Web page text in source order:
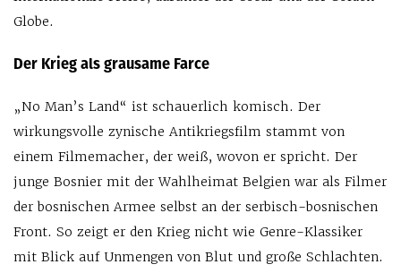
Globe.
Der Krieg als grausame Farce
„No Man’s Land“ ist schauerlich komisch. Der
wirkungsvolle zynische Antikriegsfilm stammt von
einem Filmemacher, der weiß, wovon er spricht. Der
junge Bosnier mit der Wahlheimat Belgien war als Filmer
der bosnischen Armee selbst an der serbisch-bosnischen
Front. So zeigt er den Krieg nicht wie Genre-Klassiker
mit Blick auf Unmengen von Blut und große Schlachten.